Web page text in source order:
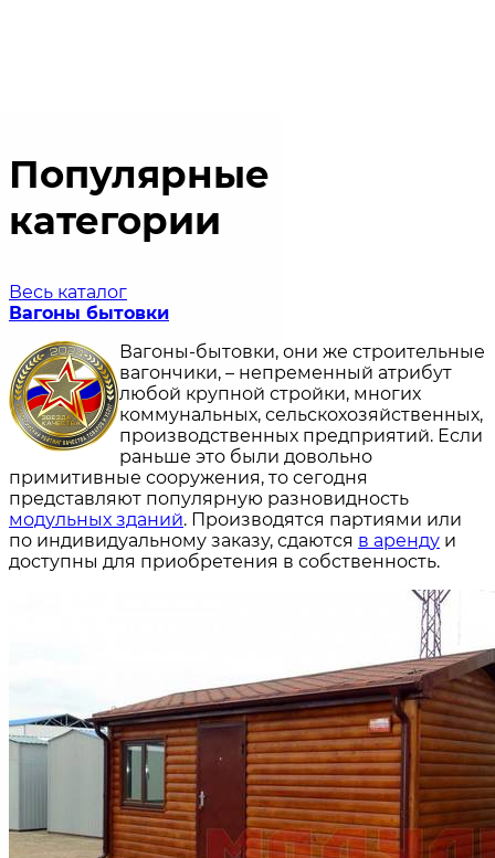
Популярные
категории
Весь каталог
Вагоны бытовки
Вагоны-бытовки, они же строительные
вагончики, – непременный атрибут
любой крупной стройки, многих
коммунальных, сельскохозяйственных,
производственных предприятий. Если
раньше это были довольно
примитивные сооружения, то сегодня
представляют популярную разновидность
модульных зданий. Производятся партиями или
по индивидуальному заказу, сдаются в аренду и
доступны для приобретения в собственность.